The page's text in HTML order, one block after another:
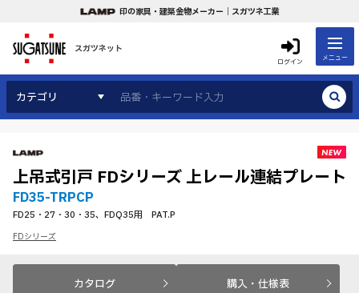
印の家具・建築金物メーカー｜スガツネ工業
スガツネット
ログイン メニュー
カテゴリ
上吊式引戸 FDシリーズ 上レール連結プレート
FD35-TRPCP
FD25・27・30・35、FDQ35用 PAT.P
FDシリーズ
カタログ 購入・仕様表